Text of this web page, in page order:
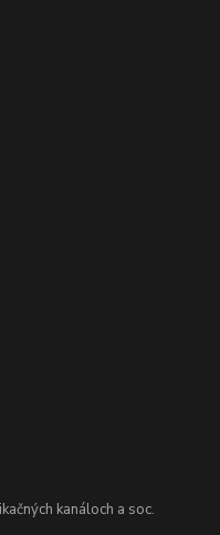
kanáloch a soc.